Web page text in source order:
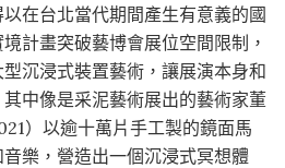
在台北當代期間產生有意義的國
計畫突破藝博會展位空間限制，
沉浸式裝置藝術，讓展演本身和
中像是采泥藝術展出的藝術家董
）以逾十萬片手工製的鏡面馬
樂，營造出一個沉浸式冥想體